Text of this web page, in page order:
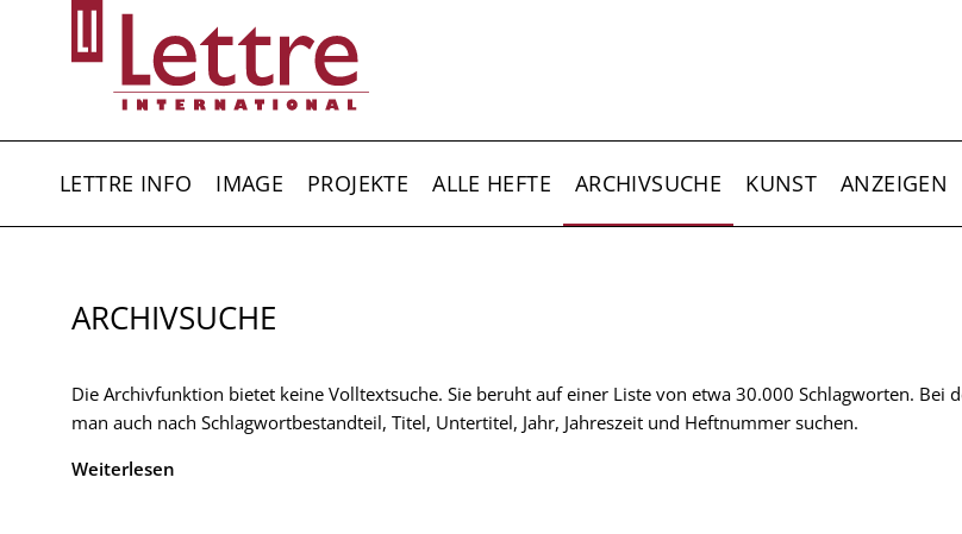
LETTRE INFO IMAGE PROJEKTE ALLE HEFTE ARCHIVSUCHE KUNST ANZEIGEN
ARCHIVSUCHE
Die Archivfunktion bietet keine Volltextsuche. Sie beruht auf einer Liste von etwa 30.000 Schlagworten. Bei
man auch nach Schlagwortbestandteil, Titel, Untertitel, Jahr, Jahreszeit und Heftnummer suchen.
Weiterlesen